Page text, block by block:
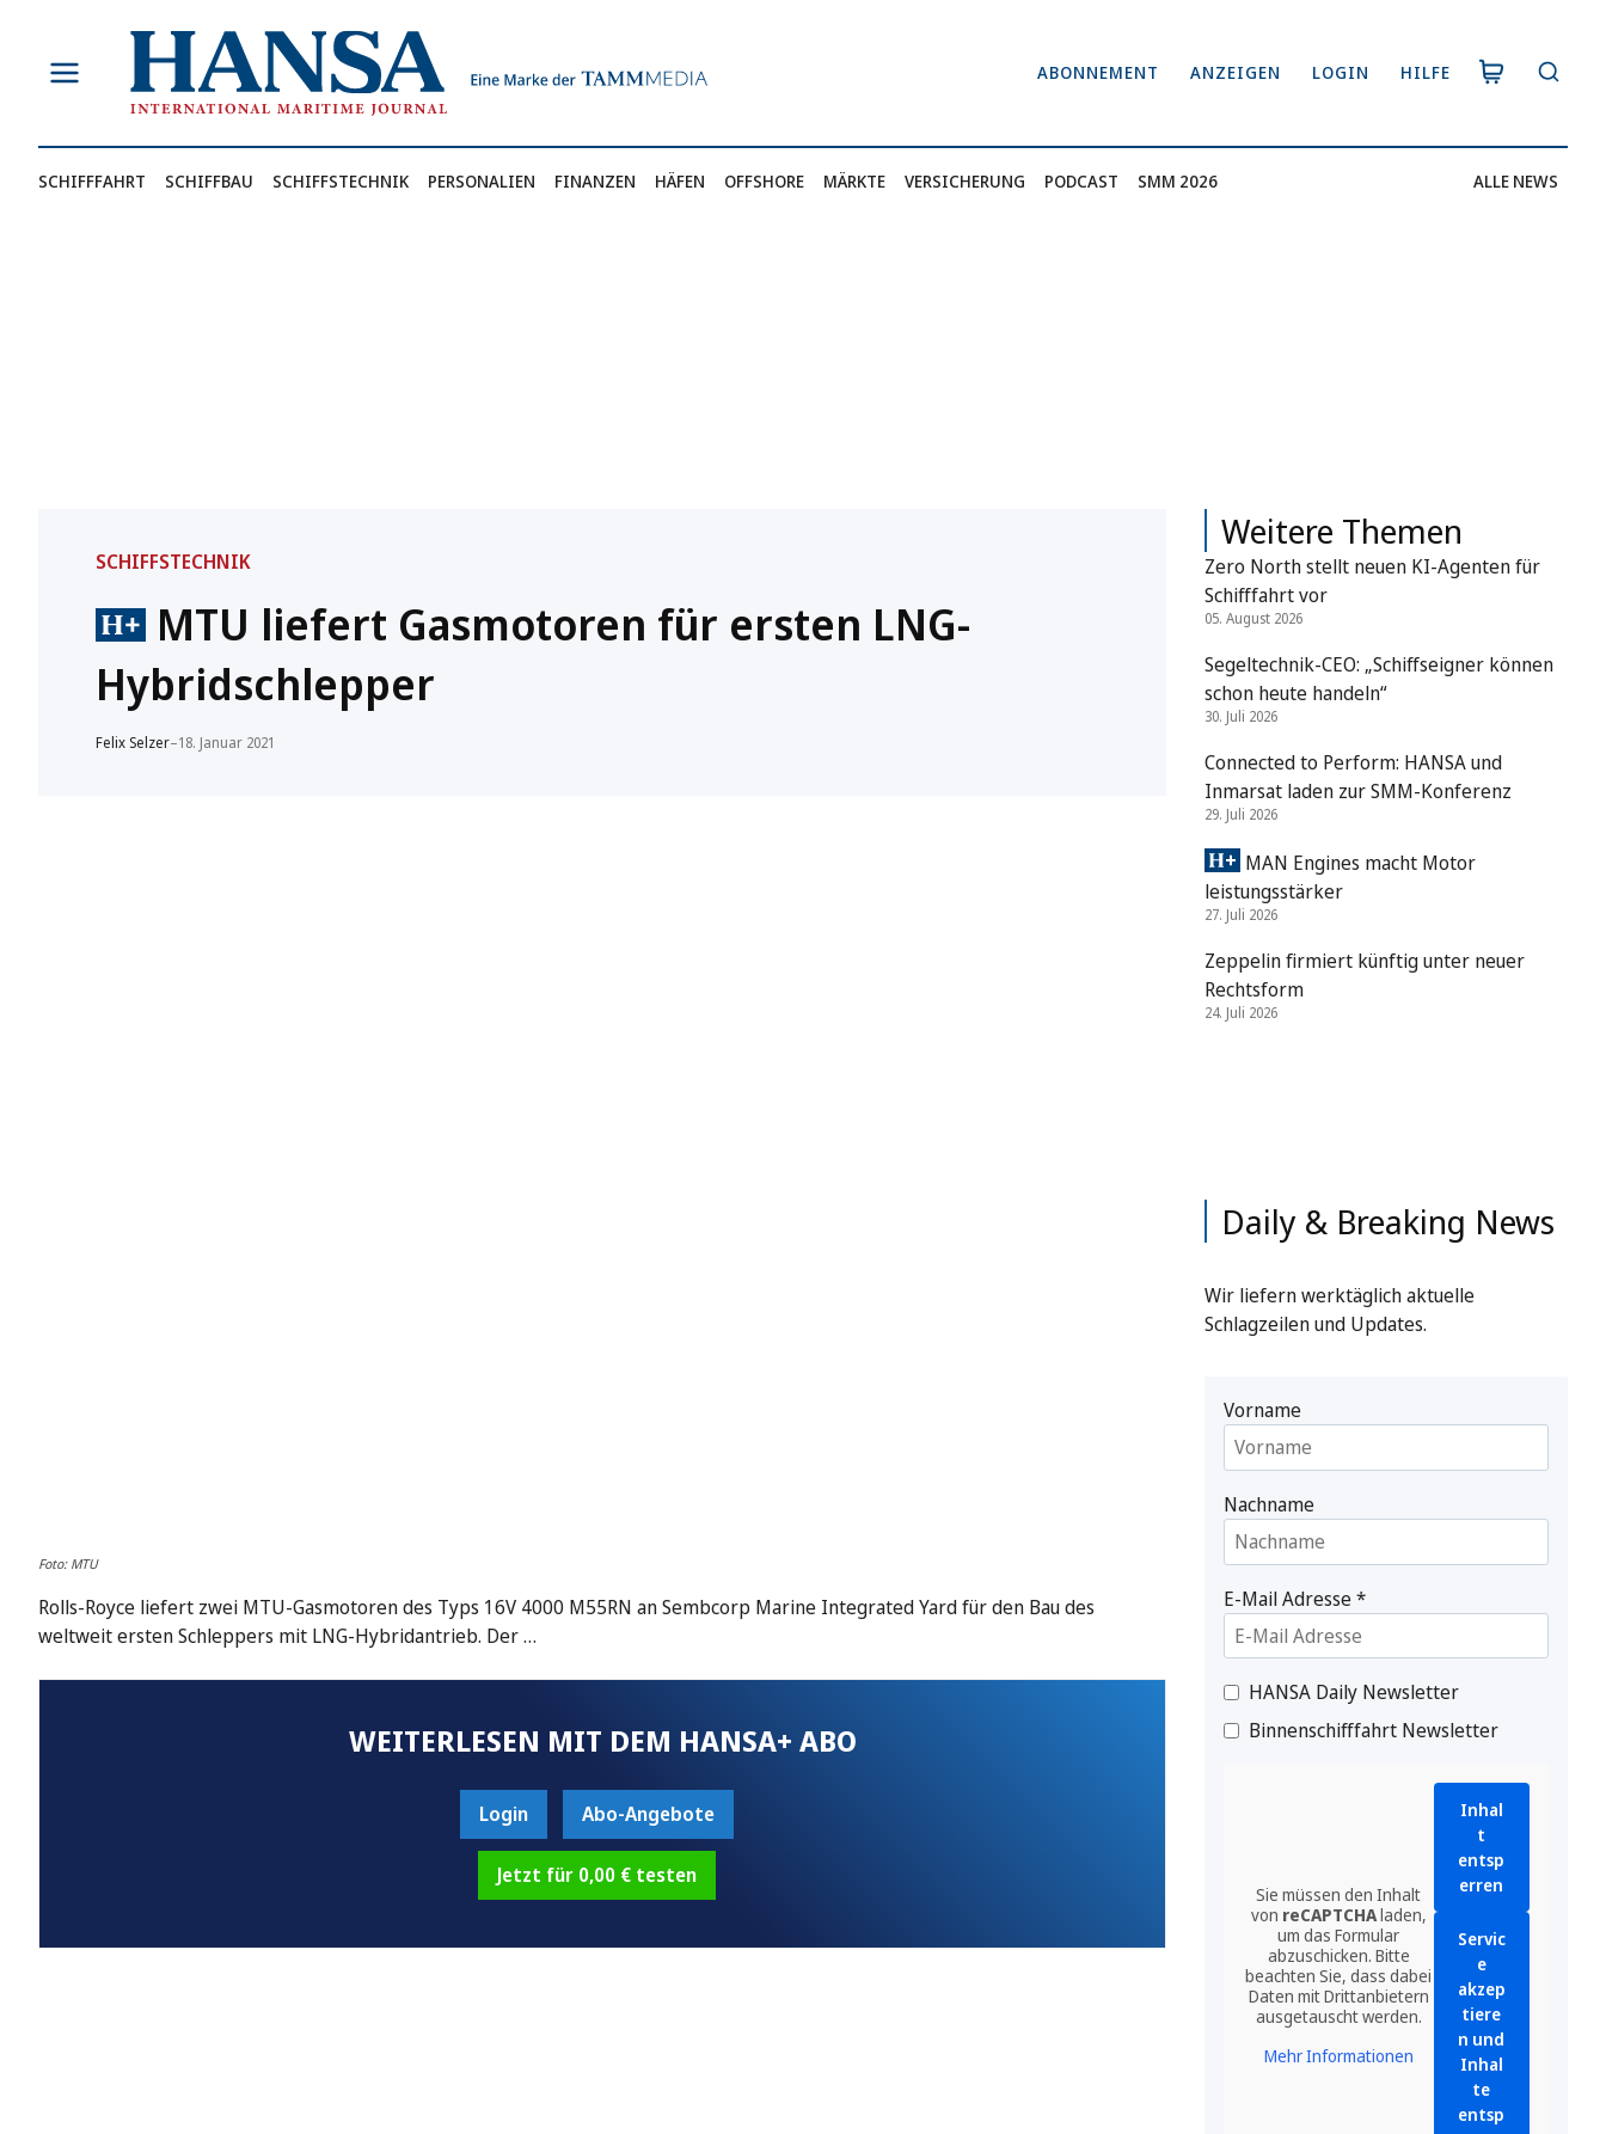
springen
ABONNEMENT ANZEIGEN LOGIN HILFE
SCHIFFFAHRT SCHIFFBAU SCHIFFSTECHNIK PERSONALIEN FINANZEN HÄFEN OFFSHORE MÄRKTE VERSICHERUNG PODCAST SMM 2026 ALLE NEWS
SCHIFFSTECHNIK
MTU liefert Gasmotoren für ersten LNG-
Hybridschlepper
Felix Selzer–18. Januar 2021
Foto: MTU
Rolls-Royce liefert zwei MTU-Gasmotoren des Typs 16V 4000 M55RN an Sembcorp Marine Integrated Yard für den Bau des
weltweit ersten Schleppers mit LNG-Hybridantrieb. Der …
WEITERLESEN MIT DEM HANSA+ ABO
Login Abo-Angebote
Jetzt für 0,00 € testen
Weitere Themen
Zero North stellt neuen KI-Agenten für
Schifffahrt vor
05. August 2026
Segeltechnik-CEO: „Schiffseigner können
schon heute handeln“
30. Juli 2026
Connected to Perform: HANSA und
Inmarsat laden zur SMM-Konferenz
29. Juli 2026
MAN Engines macht Motor
leistungsstärker
27. Juli 2026
Zeppelin firmiert künftig unter neuer
Rechtsform
24. Juli 2026
Daily & Breaking News
Wir liefern werktäglich aktuelle
Schlagzeilen und Updates.
Vorname
Nachname
E-Mail Adresse*
HANSA Daily Newsletter
Binnenschifffahrt Newsletter
Sie müssen den Inhalt
von reCAPTCHAladen,
um das Formular
abzuschicken. Bitte
beachten Sie, dass dabei
Daten mit Drittanbietern
ausgetauscht werden.
Mehr Informationen
Inhal
t
entsp
erren
Servic
e
akzep
tiere
n und
Inhal
te
entsp